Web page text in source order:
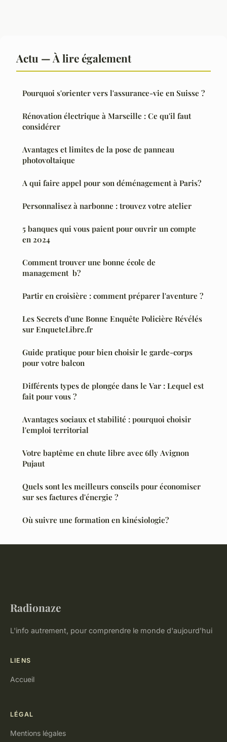
Actu — À lire également
Pourquoi s'orienter vers l'assurance-vie en Suisse ?
Rénovation électrique à Marseille : Ce qu'il faut
considérer
Avantages et limites de la pose de panneau
photovoltaique
A qui faire appel pour son déménagement à Paris?
Personnalisez à narbonne : trouvez votre atelier
5 banques qui vous paient pour ouvrir un compte
en 2024
Comment trouver une bonne école de
management b?
Partir en croisière : comment préparer l'aventure ?
Les Secrets d'une Bonne Enquête Policière Révélés
sur EnqueteLibre.fr
Guide pratique pour bien choisir le garde-corps
pour votre balcon
Différents types de plongée dans le Var : Lequel est
fait pour vous ?
Avantages sociaux et stabilité : pourquoi choisir
l'emploi territorial
Votre baptême en chute libre avec 6fly Avignon
Pujaut
Quels sont les meilleurs conseils pour économiser
sur ses factures d'énergie ?
Où suivre une formation en kinésiologie?
Radionaze
L'info autrement, pour comprendre le monde d'aujourd'hui
LIENS
Accueil
LÉGAL
Mentions légales